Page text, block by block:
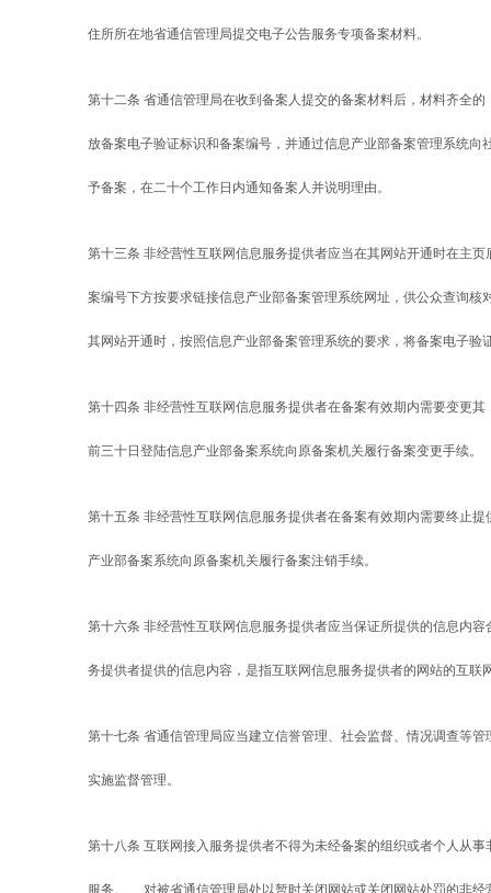
住所所在地省通信管理局提交电子公告服务专项备案材料。
第十二条 省通信管理局在收到备案人提交的备案材料后，材料齐全
放备案电子验证标识和备案编号，并通过信息产业部备案管理系统向
予备案，在二十个工作日内通知备案人并说明理由。
第十三条 非经营性互联网信息服务提供者应当在其网站开通时在主
案编号下方按要求链接信息产业部备案管理系统网址，供公众查询核
其网站开通时，按照信息产业部备案管理系统的要求，将备案电子
第十四条 非经营性互联网信息服务提供者在备案有效期内需要变更
前三十日登陆信息产业部备案系统向原备案机关履行备案变更手续。
第十五条 非经营性互联网信息服务提供者在备案有效期内需要终止
产业部备案系统向原备案机关履行备案注销手续。
第十六条 非经营性互联网信息服务提供者应当保证所提供的信息内
务提供者提供的信息内容，是指互联网信息服务提供者的网站的互
第十七条 省通信管理局应当建立信誉管理、社会监督、情况调查等
实施监督管理。
第十八条 互联网接入服务提供者不得为未经备案的组织或者个人从
服务。 对被省通信管理局处以暂时关闭网站或关闭网站处罚的非经